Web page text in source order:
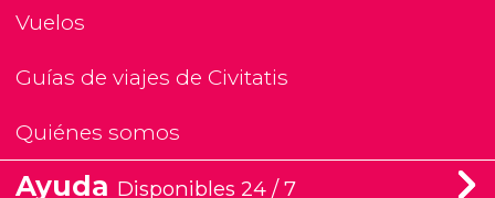
Vuelos
Guías de viajes de Civitatis
Quiénes somos
Ayuda Disponibles 24 / 7